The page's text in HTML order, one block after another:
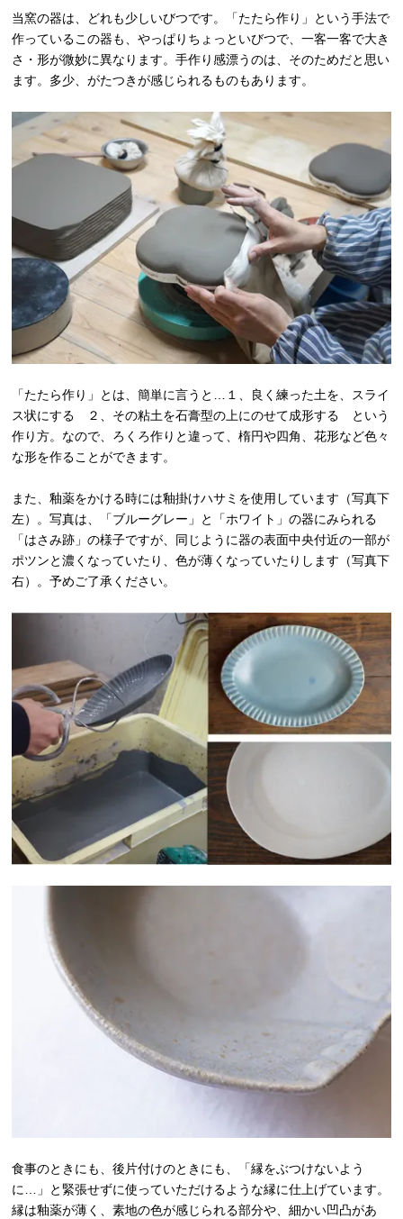
当窯の器は、どれも少しいびつです。「たたら作り」という手法で
作っているこの器も、やっぱりちょっといびつで、一客一客で大き
さ・形が微妙に異なります。手作り感漂うのは、そのためだと思い
ます。多少、がたつきが感じられるものもあります。
「たたら作り」とは、簡単に言うと…１、良く練った土を、スライ
ス状にする ２、その粘土を石膏型の上にのせて成形する という
作り方。なので、ろくろ作りと違って、楕円や四角、花形など色々
な形を作ることができます。
また、釉薬をかける時には釉掛けハサミを使用しています（写真下
左）。写真は、「ブルーグレー」と「ホワイト」の器にみられる
「はさみ跡」の様子ですが、同じように器の表面中央付近の一部が
ポツンと濃くなっていたり、色が薄くなっていたりします（写真下
右）。予めご了承ください。
食事のときにも、後片付けのときにも、「縁をぶつけないよう
に…」と緊張せずに使っていただけるような縁に仕上げています。
縁は釉薬が薄く、素地の色が感じられる部分や、細かい凹凸があ